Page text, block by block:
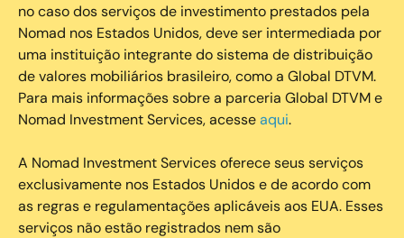
no caso dos serviços de investimento prestados pela
Nomad nos Estados Unidos, deve ser intermediada por
uma instituição integrante do sistema de distribuição
de valores mobiliários brasileiro, como a Global DTVM.
Para mais informações sobre a parceria Global DTVM e
Nomad Investment Services, acesseaqui.
A Nomad Investment Services oferece seus serviços
exclusivamente nos Estados Unidos e de acordo com
as regras e regulamentações aplicáveis aos EUA. Esses
serviços não estão registrados nem são